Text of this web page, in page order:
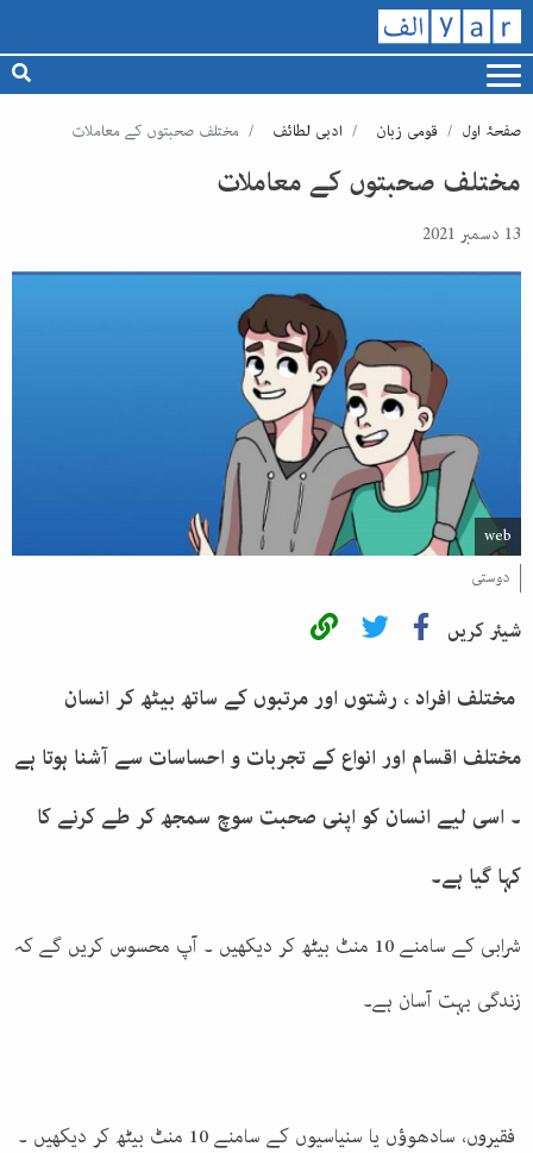
صفحۂ اول قومی زبان ادبی لطائف مختلف صحبتوں کے معاملات
مختلف صحبتوں کے معاملات
13 دسمبر 2021
web
دوستی
شیئر کریں
مختلف افراد ، رشتوں اور مرتبوں کے ساتھ بیٹھ کر انسان
مختلف اقسام اور انواع کے تجربات و احساسات سے آشنا ہوتا ہے
۔ اسی لیے انسان کو اپنی صحبت سوچ سمجھ کر طے کرنے کا
کہا گیا ہے۔
شرابی کے سامنے 10 منٹ بیٹھ کر دیکھیں ۔ آپ محسوس کریں گے کہ
زندگی بہت آسان ہے۔
فقیروں، سادھوؤں یا سنیاسیوں کے سامنے 10 منٹ بیٹھ کر دیکھیں ۔